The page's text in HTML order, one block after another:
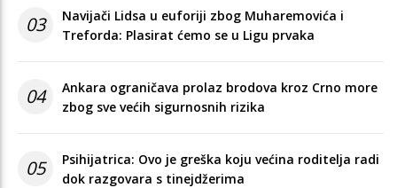
03
Navijači Lidsa u euforiji zbog Muharemovića i
Treforda: Plasirat ćemo se u Ligu prvaka
04
Ankara ograničava prolaz brodova kroz Crno more
zbog sve većih sigurnosnih rizika
05
Psihijatrica: Ovo je greška koju većina roditelja radi
dok razgovara s tinejdžerima